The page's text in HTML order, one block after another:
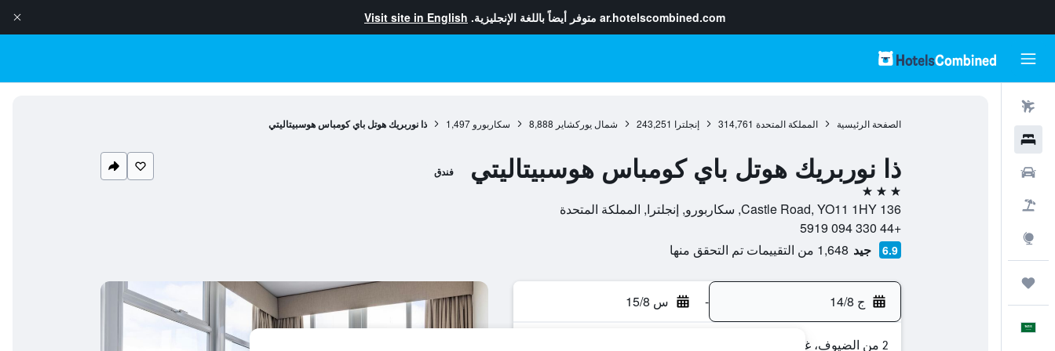
ar.hotelscombined.com متوفر أيضاً باللغة الإنجليزية. Visit site in English
الصفحة الرئيسية المملكة المتحدة 314,761 إنجلترا 243,251 شمال يوركشاير 8,888 سكاربورو 1,497 ذا نوربريك هوتل باي كومباس هوسبيتاليتي
ذا نوربريك هوتل باي كومباس هوسبيتاليتي فندق
3 نجوم
136 Castle Road, YO11 1HY, سكاربورو, إنجلترا, المملكة المتحدة
+44 330 094 5919
6.9 جيد 1,648 من التقييمات تم التحقق منها
ج 14/8 - س 15/8
2 من الضيوف، غرفة واحدة